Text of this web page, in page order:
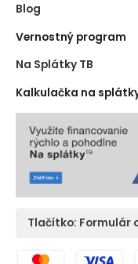
Blog
Vernostný program
Na Splátky TB
Kalkulačka na
Tlačítko: Formulár